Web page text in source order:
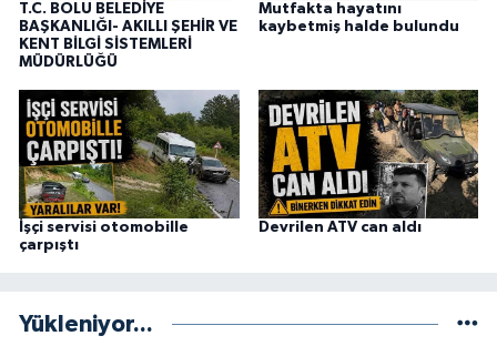
T.C. BOLU BELEDİYE
BAŞKANLIĞI- AKILLI ŞEHİR VE
KENT BİLGİ SİSTEMLERİ
MÜDÜRLÜĞÜ
Mutfakta hayatını
kaybetmiş halde bulundu
İşçi servisi otomobille
çarpıştı
Devrilen ATV can aldı
Yükleniyor...